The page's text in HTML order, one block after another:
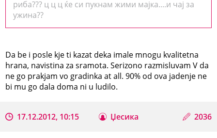
риба??? ц ц ц ќе си пукнам жими мајка....и чај за
ужина??
Da be i posle kje ti kazat deka imale mnogu kvalitetna
hrana, navistina za sramota. Serizono razmisluvam V da
ne go prakjam vo gradinka at all. 90% od ova jadenje ne
bi mu go dala doma ni u ludilo.
17.12.2012, 10:15 Џесика 2036